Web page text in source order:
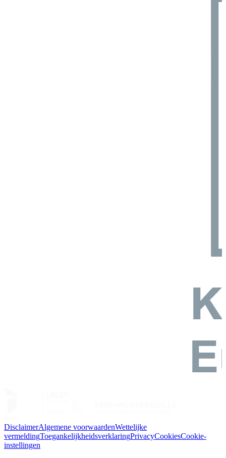
DisclaimerAlgemene voorwaardenWettelijke
vermeldingToegankelijkheidsverklaringPrivacyCookiesCookie-
instellingen